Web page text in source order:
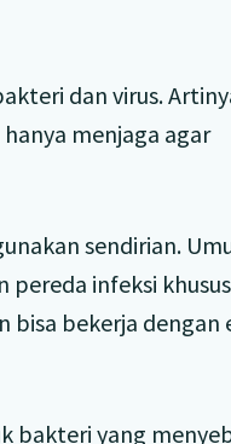
dan virus.
menjaga agar
sendirian.
infeksi
bisa bekerja dengan
bakteri yang